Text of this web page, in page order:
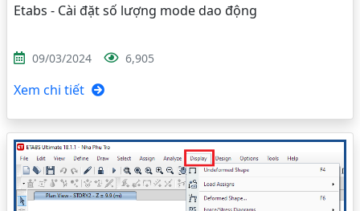
Etabs - Cài đặt số lượng mode dao động
09/03/2024 6,905
Xem chi tiết